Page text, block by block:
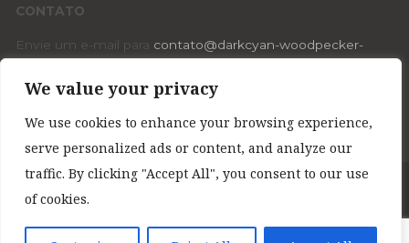
We value your privacy
We use cookies to enhance your browsing experience,
serve personalized ads or content, and analyze our
traffic. By clicking "Accept All", you consent to our use
of cookies.
CONTATO
Envie um e-mail para contato@darkcyan-woodpecker-
contato.
1948 Declaração Universal dos Direitos Humanos © Todos os direitos